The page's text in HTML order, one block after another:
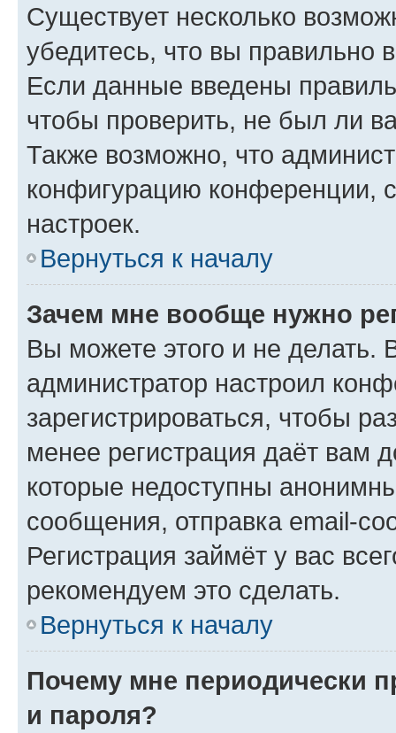
Существует несколько
убедитесь, что вы правильно
Если данные введены
чтобы проверить, не был ли
Также возможно, что
конфигурацию конференции,
настроек.
Вернуться к началу
Зачем мне вообще нужно
Вы можете этого и не делать.
администратор настроил
зарегистрироваться, чтобы
менее регистрация даёт вам
которые недоступны
сообщения, отправка email-
Регистрация займёт у вас
рекомендуем это сделать.
Вернуться к началу
Почему мне периодически
и пароля?